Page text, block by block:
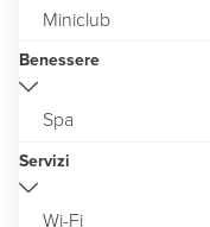
Miniclub
Benessere
Spa
Servizi
Wi-Fi